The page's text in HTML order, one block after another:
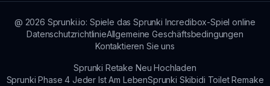
@ 2026 Sprunki.io: Spiele das Sprunki Incredibox-Spiel online
DatenschutzrichtlinieAllgemeine Geschäftsbedingungen
Kontaktieren Sie uns
Sprunki Retake Neu Hochladen
Sprunki Phase 4 Jeder Ist Am LebenSprunki Skibidi Toilet Remake